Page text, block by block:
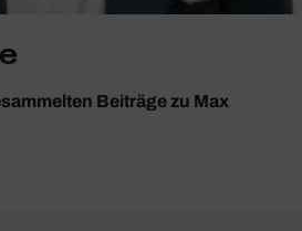
Beiträge zu Max